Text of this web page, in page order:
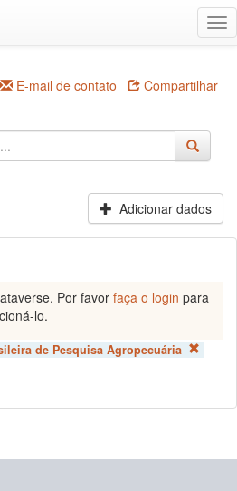
E-mail de contato Compartilhar
Adicionar dados
Por favor faça o login para
lo.
de Pesquisa Agropecuária